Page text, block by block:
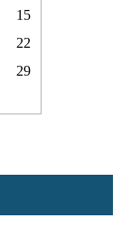
15
22
29